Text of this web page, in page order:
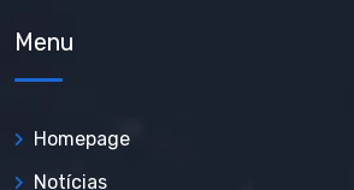
Menu
Homepage
Notícias